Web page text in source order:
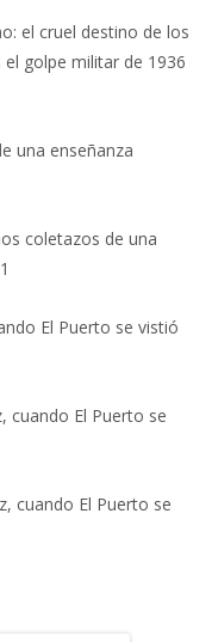
el cruel destino de los
golpe militar de 1936
una enseñanza
coletazos de una
El Puerto se vistió
cuando El Puerto se
cuando El Puerto se